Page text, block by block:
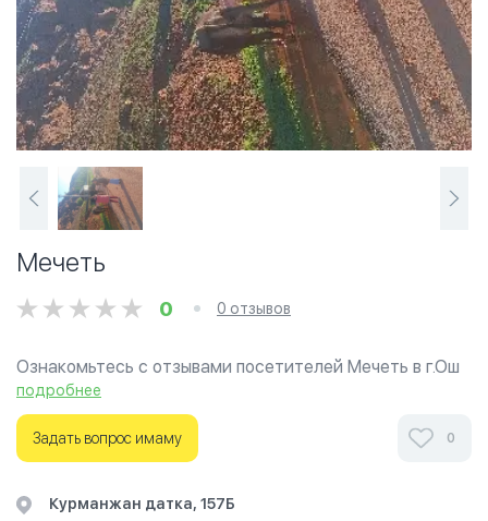
Мечеть
0 0 отзывов
Ознакомьтесь с отзывами посетителей Мечеть в г.Ош
на фотографиях и узнайте о часах работы. Ваше
духовное путешествие начинается здесь.
подробнее
Задать вопрос имаму 0
​Курманжан датка, 157Б​